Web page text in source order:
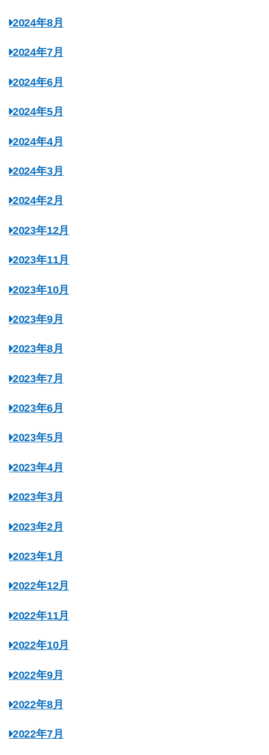
2024年8月
2024年7月
2024年6月
2024年5月
2024年4月
2024年3月
2024年2月
2023年12月
2023年11月
2023年10月
2023年9月
2023年8月
2023年7月
2023年6月
2023年5月
2023年4月
2023年3月
2023年2月
2023年1月
2022年12月
2022年11月
2022年10月
2022年9月
2022年8月
2022年7月